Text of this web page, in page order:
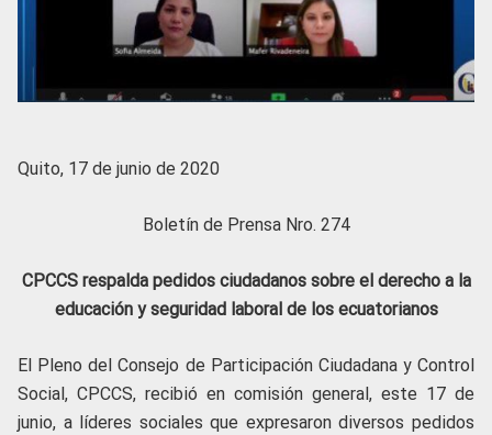
Quito, 17 de junio de 2020
Boletín de Prensa Nro. 274
CPCCS respalda pedidos ciudadanos sobre el derecho a la
educación y seguridad laboral de los ecuatorianos
El Pleno del Consejo de Participación Ciudadana y Control
Social, CPCCS, recibió en comisión general, este 17 de
junio, a líderes sociales que expresaron diversos pedidos